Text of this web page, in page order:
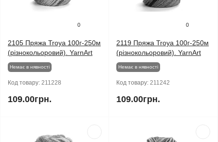
0
2105 Пряжа Troya 100г-250м
(різнокольоровий). YarnArt
Немає в нявності
Код товару: 211228
109.00грн.
0
2119 Пряжа Troya 100г-250м
(різнокольоровий). YarnArt
Немає в нявності
Код товару: 211242
109.00грн.